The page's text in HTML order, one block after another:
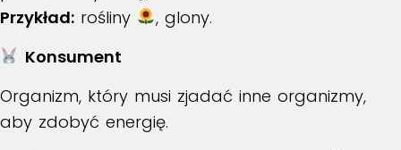
Przykład: rośliny
, glony.
Konsument
Organizm, który musi zjadać inne organizmy,
aby zdobyć energię.